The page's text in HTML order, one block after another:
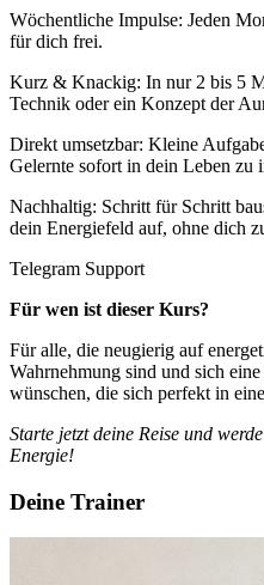
Wöchentliche Impulse: Jeden
für dich frei.
Kurz & Knackig: In nur 2 bis 5
Technik oder ein Konzept der
Direkt umsetzbar: Kleine
Gelernte sofort in dein Leben zu
Nachhaltig: Schritt für Schritt
dein Energiefeld auf, ohne dich
Telegram Support
Für wen ist dieser Kurs?
Für alle, die neugierig auf
Wahrnehmung sind und sich
wünschen, die sich perfekt in
Starte jetzt deine Reise und
Energie!
Deine Trainer